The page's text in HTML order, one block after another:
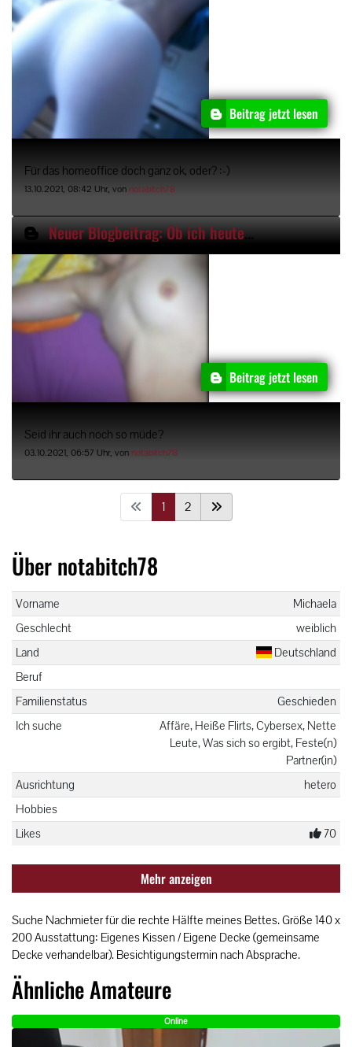
Beitrag jetzt lesen
Für das homeoffice doch ganz ok, oder? :-)
13.10.2021, 08:42 Uhr, von notabitch78
Neuer Blogbeitrag: Ob ich heute im Bett bleibe?
Beitrag jetzt lesen
Seid ihr auch noch so müde?
03.10.2021, 06:57 Uhr, von notabitch78
1 2
Über notabitch78
Vorname
Michaela
Geschlecht
weiblich
Land
Deutschland
Beruf
Familienstatus
Geschieden
Ich suche
Affäre, Heiße Flirts, Cybersex, Nette
Leute, Was sich so ergibt, Feste(n)
Partner(in)
Ausrichtung
hetero
Hobbies
Likes
70
Mehr anzeigen
Suche Nachmieter für die rechte Hälfte meines Bettes. Größe 140 x
200 Ausstattung: Eigenes Kissen / Eigene Decke (gemeinsame
Decke verhandelbar). Besichtigungstermin nach Absprache.
Ähnliche Amateure
Online